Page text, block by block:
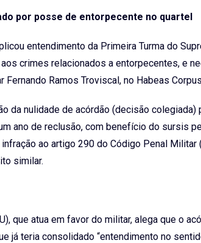
por posse de entorpecente no quartel
entendimento da Primeira Turma do
crimes relacionados a entorpecentes, e
Ramos Troviscal, no Habeas
da nulidade de acórdão (decisão
ano de reclusão, com benefício do sursis
ao artigo 290 do Código Penal
similar.
que atua em favor do militar, alega que o
já teria consolidado “entendimento no